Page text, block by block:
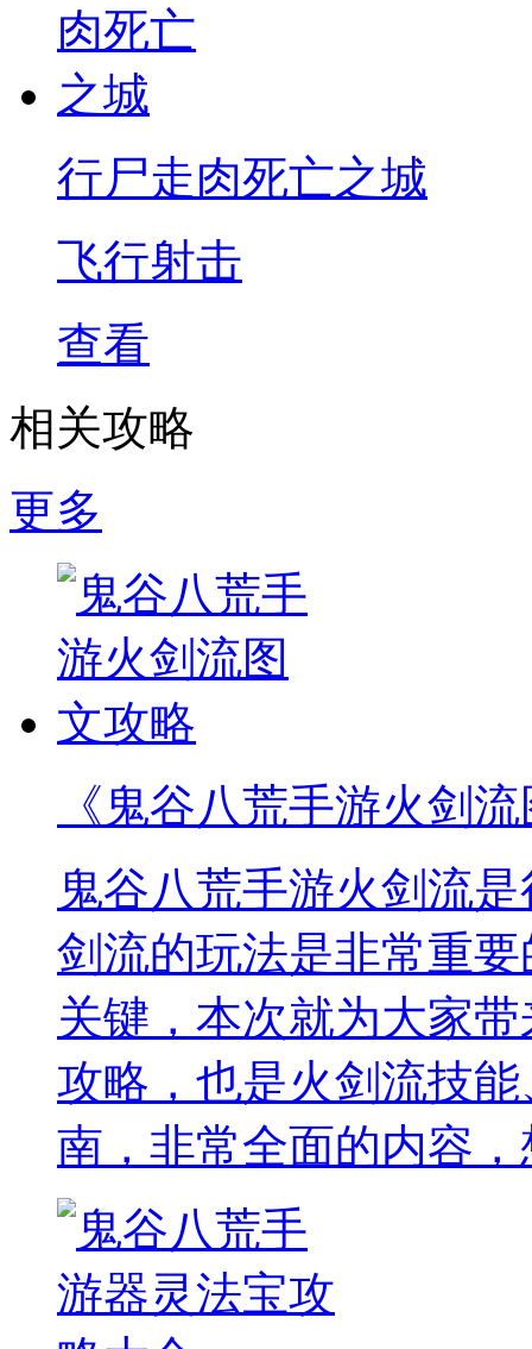
行尸走肉死亡之城
飞行射击
查看
相关攻略
更多
《鬼谷八荒手游火剑
鬼谷八荒手游火剑流
剑流的玩法是非常重
关键，本次就为大家
攻略，也是火剑流技
南，非常全面的内容